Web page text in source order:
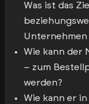
Was ist das
Wie kann der
– zum
werden?
Wie kann er